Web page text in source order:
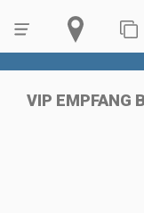
VIP EMPFANG